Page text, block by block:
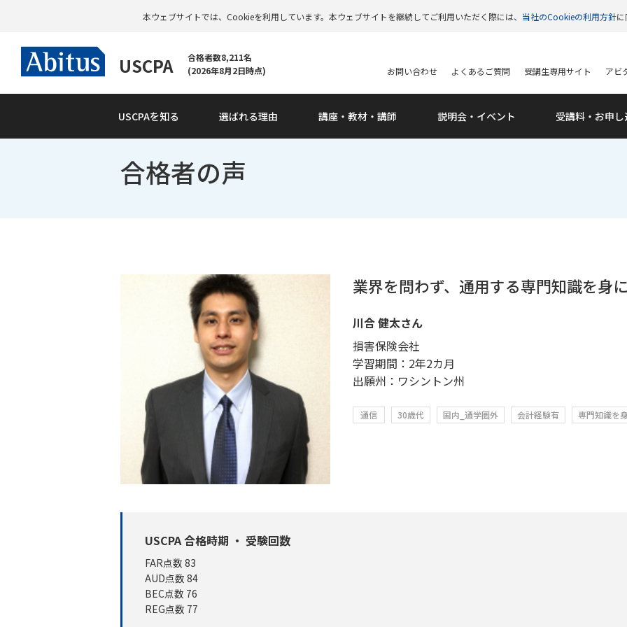
本ウェブサイトでは、Cookieを利用しています。本ウェブサイトを継続してご利用いただく際には、 当社のCookieの利用方針
USCPA
合格者数8,211名
(2026年8月2日時点)
USCPAを知る 選ばれる理由 講座・教材・講師 説明会・ イベント 受講料・ お申
お問い合わせ よくあるご質問 受講生専用サイト アビ
合格者の声
業界を問わず、通用する専門知識を身
川合 健太さん
損害保険会社
学習期間：2年2カ月
出願州：ワシントン州
通信 30歳代 国内_通学圏外 会計経験有 専門知識を
USCPA 合格時期 ・ 受験回数
FAR点数 83
AUD点数 84
BEC点数 76
REG点数 77